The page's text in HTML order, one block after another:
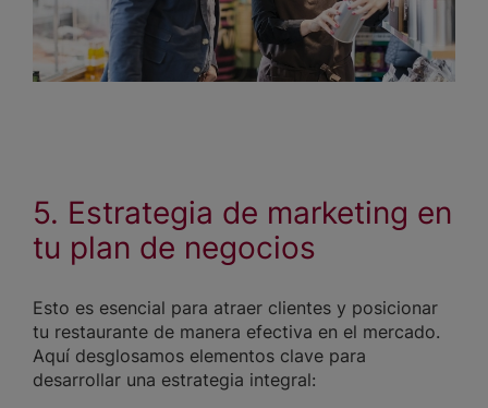
5. Estrategia de marketing en
tu plan de negocios
Esto es esencial para atraer clientes y posicionar
tu restaurante de manera efectiva en el mercado.
Aquí desglosamos elementos clave para
desarrollar una estrategia integral: